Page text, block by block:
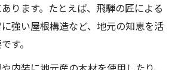
ります。たとえば、飛騨の匠による
強い屋根構造など、地元の知恵を活
す。